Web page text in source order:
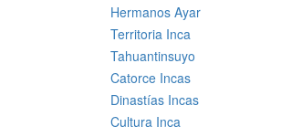
Hermanos Ayar
Territoria Inca
Tahuantinsuyo
Catorce Incas
Dinastías Incas
Cultura Inca